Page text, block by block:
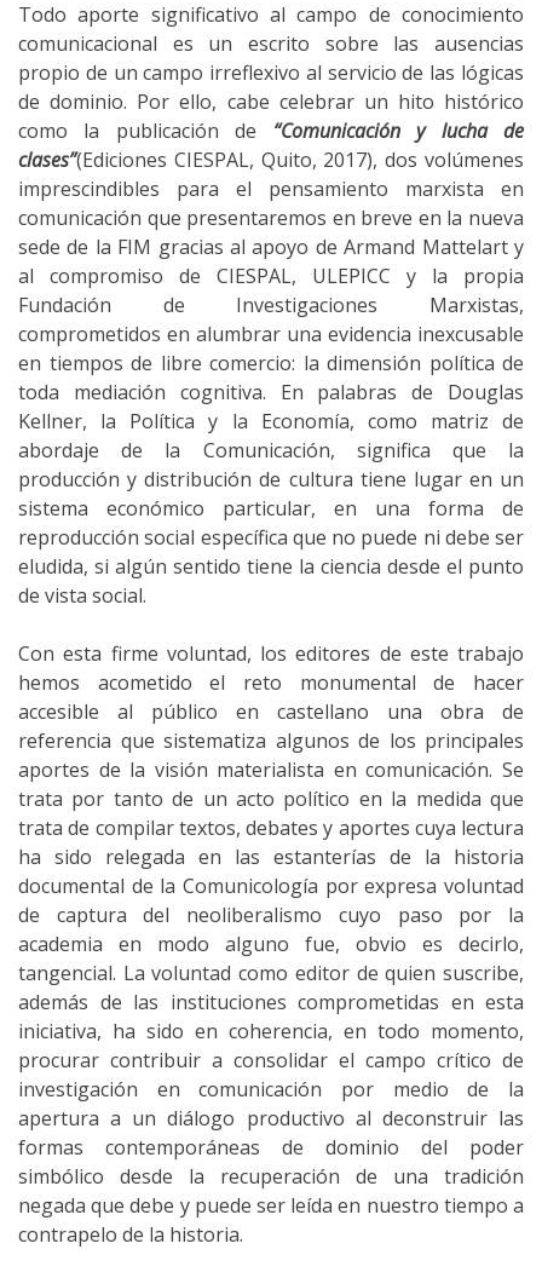
Todo aporte significativo al campo de conocimiento
comunicacional es un escrito sobre las ausencias
propio de un campo irreflexivo al servicio de las lógicas
de dominio. Por ello, cabe celebrar un hito histórico
como la publicación de “Comunicación y lucha de
clases”(Ediciones CIESPAL, Quito, 2017), dos volúmenes
imprescindibles para el pensamiento marxista en
comunicación que presentaremos en breve en la nueva
sede de la FIM gracias al apoyo de Armand Mattelart y
al compromiso de CIESPAL, ULEPICC y la propia
Fundación de Investigaciones Marxistas,
comprometidos en alumbrar una evidencia inexcusable
en tiempos de libre comercio: la dimensión política de
toda mediación cognitiva. En palabras de Douglas
Kellner, la Política y la Economía, como matriz de
abordaje de la Comunicación, significa que la
producción y distribución de cultura tiene lugar en un
sistema económico particular, en una forma de
reproducción social específica que no puede ni debe ser
eludida, si algún sentido tiene la ciencia desde el punto
de vista social.
Con esta firme voluntad, los editores de este trabajo
hemos acometido el reto monumental de hacer
accesible al público en castellano una obra de
referencia que sistematiza algunos de los principales
aportes de la visión materialista en comunicación. Se
trata por tanto de un acto político en la medida que
trata de compilar textos, debates y aportes cuya lectura
ha sido relegada en las estanterías de la historia
documental de la Comunicología por expresa voluntad
de captura del neoliberalismo cuyo paso por la
academia en modo alguno fue, obvio es decirlo,
tangencial. La voluntad como editor de quien suscribe,
además de las instituciones comprometidas en esta
iniciativa, ha sido en coherencia, en todo momento,
procurar contribuir a consolidar el campo crítico de
investigación en comunicación por medio de la
apertura a un diálogo productivo al deconstruir las
formas contemporáneas de dominio del poder
simbólico desde la recuperación de una tradición
negada que debe y puede ser leída en nuestro tiempo a
contrapelo de la historia.